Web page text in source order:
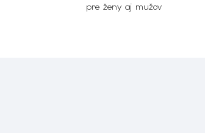
pre ženy aj mužov